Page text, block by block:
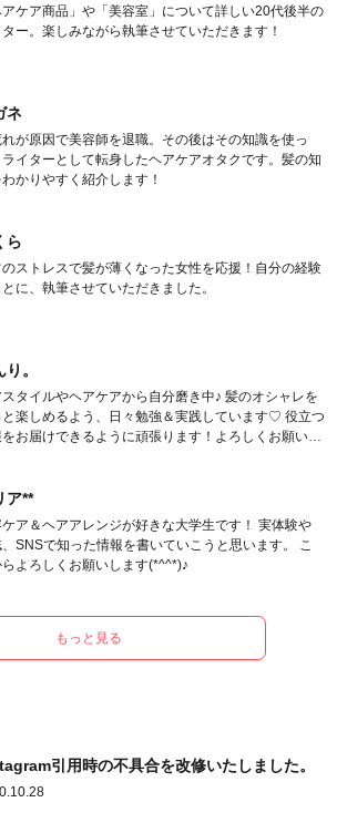
アケア商品」や「美容室」について詳しい20代後半の
ター。楽しみながら執筆させていただきます！
ネ
が原因で美容師を退職。その後はその知識を使っ
イターとして転身したヘアケアオタクです。髪の知
かりやすく紹介します！
ら
のストレスで髪が薄くなった女性を応援！自分の経験
に、執筆させていただきました。
。
タイルやヘアケアから自分磨き中♪ 髪のオシャレを
と楽しめるよう、日々勉強＆実践しています♡ 役立つ
お届けできるように頑張ります！よろしくお願いし
ア**
ア＆ヘアアレンジが好きな大学生です！ 実体験や
SNSで知った情報を書いていこうと思います。 こ
よろしくお願いします(*^^*)♪
もっと見る
引用時の不具合を改修いたしました。